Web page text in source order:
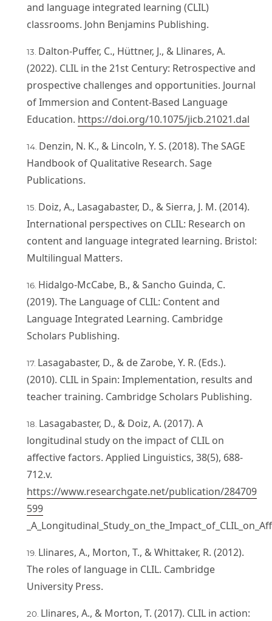
and language integrated learning (CLIL)
classrooms. John Benjamins Publishing.
Dalton-Puffer, C., Hüttner, J., & Llinares, A.
(2022). CLIL in the 21st Century: Retrospective and
prospective challenges and opportunities. Journal
of Immersion and Content-Based Language
Education. https://doi.org/10.1075/jicb.21021.dal
Denzin, N. K., & Lincoln, Y. S. (2018). The SAGE
Handbook of Qualitative Research. Sage
Publications.
Doiz, A., Lasagabaster, D., & Sierra, J. M. (2014).
International perspectives on CLIL: Research on
content and language integrated learning. Bristol:
Multilingual Matters.
Hidalgo-McCabe, B., & Sancho Guinda, C.
(2019). The Language of CLIL: Content and
Language Integrated Learning. Cambridge
Scholars Publishing.
Lasagabaster, D., & de Zarobe, Y. R. (Eds.).
(2010). CLIL in Spain: Implementation, results and
teacher training. Cambridge Scholars Publishing.
Lasagabaster, D., & Doiz, A. (2017). A
longitudinal study on the impact of CLIL on
affective factors. Applied Linguistics, 38(5), 688-
712.v.
https://www.researchgate.net/publication/284709
599
Llinares, A., Morton, T., & Whittaker, R. (2012).
The roles of language in CLIL. Cambridge
University Press.
Llinares, A., & Morton, T. (2017). CLIL in action: